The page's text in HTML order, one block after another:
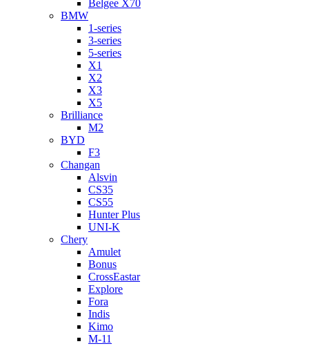
Belgee X70
BMW
1-series
3-series
5-series
X1
X2
X3
X5
Brilliance
M2
BYD
F3
Changan
Alsvin
CS35
CS55
Hunter Plus
UNI-K
Chery
Amulet
Bonus
CrossEastar
Explore
Fora
Indis
Kimo
M-11